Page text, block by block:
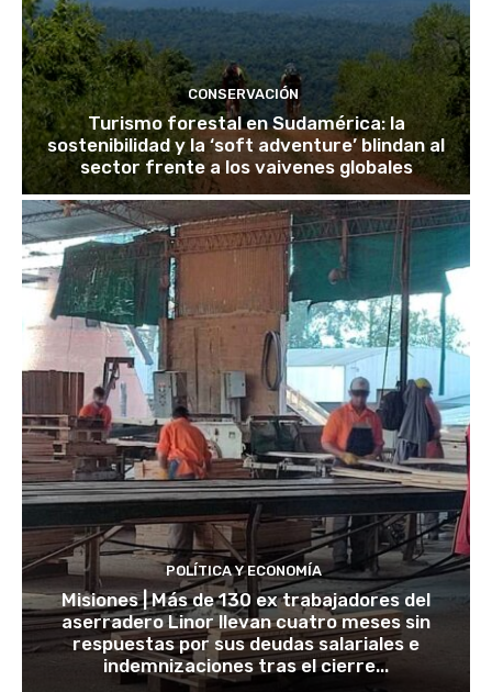
CONSERVACIÓN
Turismo forestal en Sudamérica: la
sostenibilidad y la ‘soft adventure’ blindan al
sector frente a los vaivenes globales
POLÍTICA Y ECONOMÍA
Misiones | Más de 130 ex trabajadores del
aserradero Linor llevan cuatro meses sin
respuestas por sus deudas salariales e
indemnizaciones tras el cierre...